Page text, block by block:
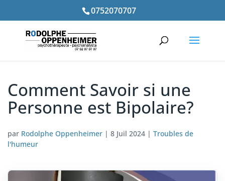
0752070707
Comment Savoir si une
Personne est Bipolaire?
par Rodolphe Oppenheimer | 8 Juil 2024 | Troubles de
l'humeur